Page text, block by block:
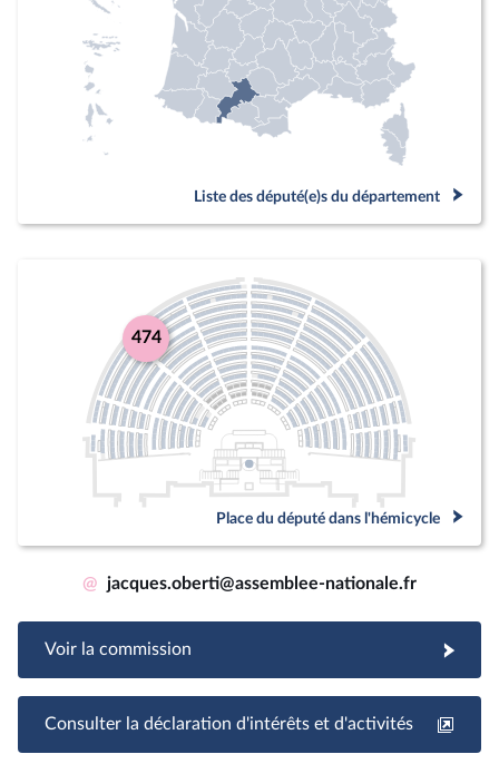
Liste des député(e)s du département
474
Place du député dans l'hémicycle
@ jacques.oberti@assemblee-nationale.fr
Voir la commission
Consulter la déclaration d'intérêts et d'activités